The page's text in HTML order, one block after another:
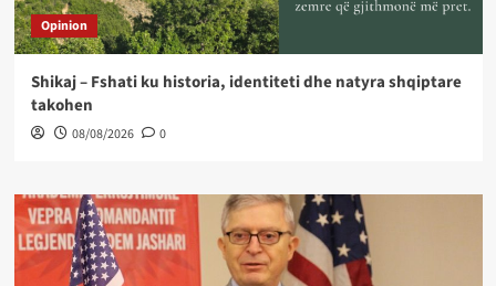
Opinion
Shikaj – Fshati ku historia, identiteti dhe natyra shqiptare
takohen
08/08/2026 0